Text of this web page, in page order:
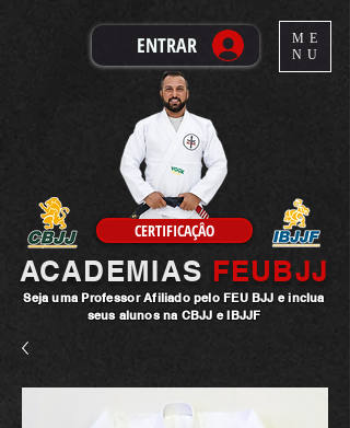
ENTRAR
CERTIFICAÇÂO
ACADEMIAS FEUBJJ
Seja umaProfessorAfiliado pelo FEU BJJ e inclua
seus alunos na CBJJ e IBJJF
ME
NU